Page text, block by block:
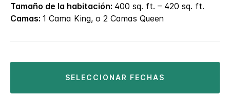
Tamaño de la habitación: 400 sq. ft. – 420 sq. ft.
Camas: 1 Cama King, o 2 Camas Queen
SELECCIONAR FECHAS